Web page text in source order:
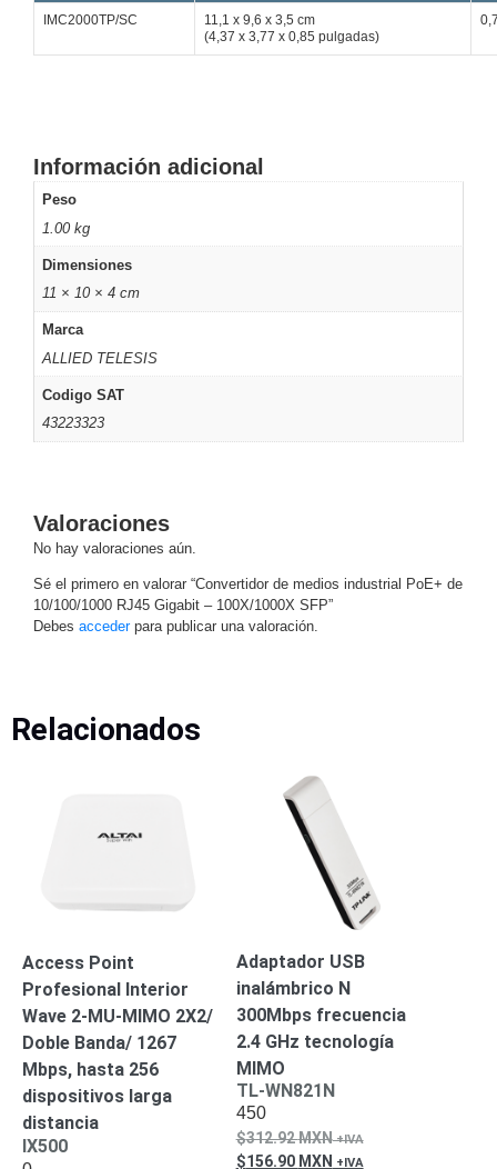
HD
/ AHD /
/ Eyeball /
TurretEspecialesLente
Motorizado
PinholePTZ
Analógicas
- TurboHD
/ CVI
Drones,
Robots e
Industrial
Energía
Adaptadores
ParedBateríasFuentes
con
EnergíaPoE
- No Break
Sistemas
Completos
Canales
IMC2000TP/SC
11,1 x 9,6 x 3,5 cm
(4,37 x 3,77 x 0,85 pulgadas)
Información adicional
Peso
1.00 kg
Dimensiones
11 × 10 × 4 cm
Marca
ALLIED TELESIS
Codigo SAT
43223323
Valoraciones
No hay valoraciones aún.
Sé el primero en valorar “Convertidor de medios industrial PoE+ de
10/100/1000 RJ45 Gigabit – 100X/1000X SFP”
Debes accederpara publicar una valoración.
Relacionados
Access Point
Profesional Interior
Wave 2-MU-MIMO 2X2/
Doble Banda/ 1267
Mbps, hasta 256
dispositivos larga
distancia
IX500
Adaptador USB
inalámbrico N
300Mbps frecuencia
2.4 GHz tecnología
MIMO
TL-WN821N
450
312.92MXN
156.90 MXN